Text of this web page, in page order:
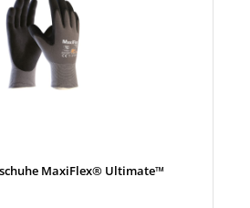
MaxiFlex® Ultimate™